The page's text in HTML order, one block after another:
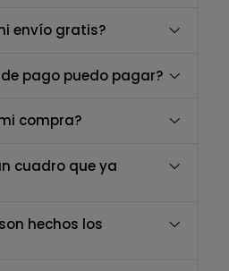
envío gratis?
pago puedo pagar?
compra?
cuadro que ya
hechos los